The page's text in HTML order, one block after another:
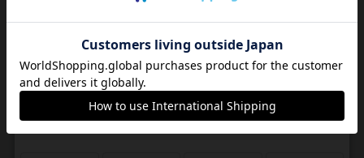
2～7人 30～45分 13歳～ 0件
ルイス・ブリュエ（Luís Brüeh）
ルイス・ブリュエ（Luís Brüeh）